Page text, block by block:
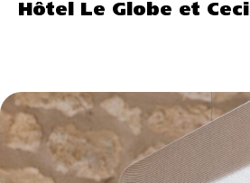
Hôtel Le Globe et Cecil